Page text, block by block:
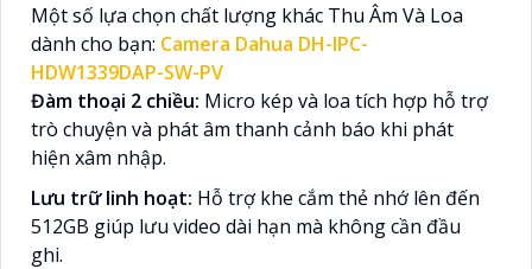
Một số lựa chọn chất lượng khác Thu Âm Và Loa
dành cho bạn: Camera Dahua DH-IPC-
HDW1339DAP-SW-PV
Đàm thoại 2 chiều: Micro kép và loa tích hợp hỗ trợ
trò chuyện và phát âm thanh cảnh báo khi phát
hiện xâm nhập.
Lưu trữ linh hoạt: Hỗ trợ khe cắm thẻ nhớ lên đến
512GB giúp lưu video dài hạn mà không cần đầu
ghi.